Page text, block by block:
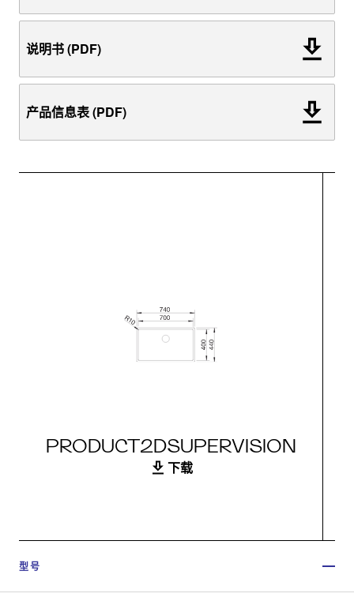
说明书 (PDF)
产品信息表 (PDF)
PRODUCT2DSUPERVISION
下载
型号